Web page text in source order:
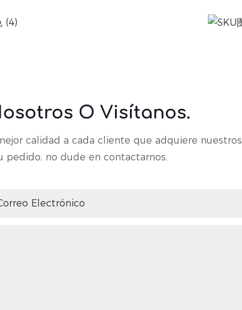
O Visítanos.
calidad a cada cliente que adquiere nuestros
pedido, no dude en contactarnos.
Electrónico